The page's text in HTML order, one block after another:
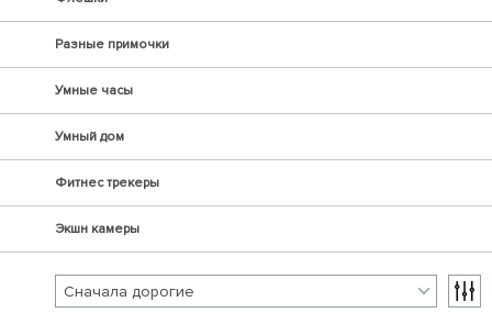
Разные примочки
Умные часы
Умный дом
Фитнес трекеры
Экшн камеры